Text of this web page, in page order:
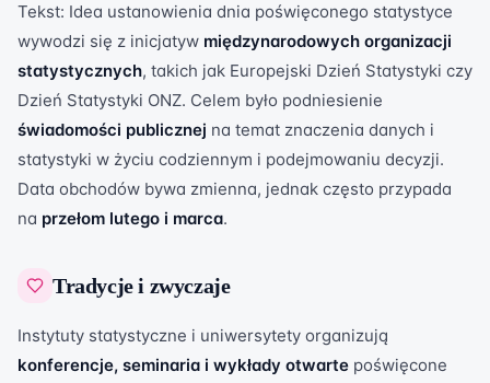
Tekst: Idea ustanowienia dnia poświęconego statystyce
wywodzi się z inicjatyw międzynarodowych organizacji
statystycznych, takich jak Europejski Dzień Statystyki czy
Dzień Statystyki ONZ. Celem było podniesienie
świadomości publicznej na temat znaczenia danych i
statystyki w życiu codziennym i podejmowaniu decyzji.
Data obchodów bywa zmienna, jednak często przypada
na przełom lutego i marca.
Tradycje i zwyczaje
Instytuty statystyczne i uniwersytety organizują
konferencje, seminaria i wykłady otwarte poświęcone